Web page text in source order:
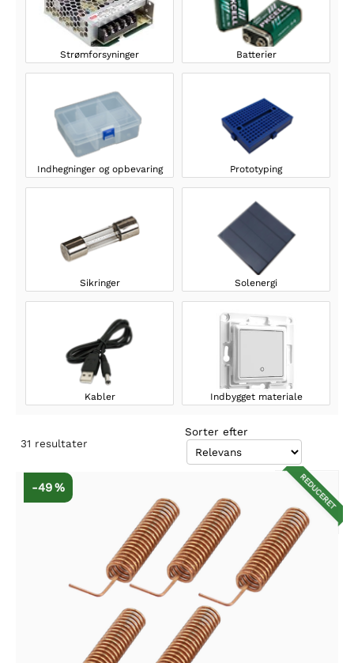
Strømforsyninger Batterier
Indhegninger og opbevaring Prototyping
Sikringer Solenergi
Kabler Indbygget materiale
31 resultater
Sorter efter
REDUCERET
-49 %